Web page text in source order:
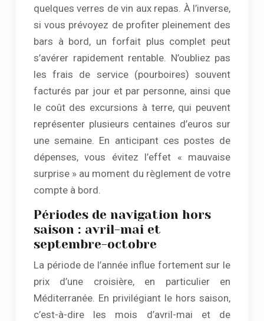
quelques verres de vin aux repas. À l’inverse,
si vous prévoyez de profiter pleinement des
bars à bord, un forfait plus complet peut
s’avérer rapidement rentable. N’oubliez pas
les frais de service (pourboires) souvent
facturés par jour et par personne, ainsi que
le coût des excursions à terre, qui peuvent
représenter plusieurs centaines d’euros sur
une semaine. En anticipant ces postes de
dépenses, vous évitez l’effet « mauvaise
surprise » au moment du règlement de votre
compte à bord.
Périodes de navigation hors
saison : avril-mai et
septembre-octobre
La période de l’année influe fortement sur le
prix d’une croisière, en particulier en
Méditerranée. En privilégiant le hors saison,
c’est-à-dire les mois d’avril-mai et de